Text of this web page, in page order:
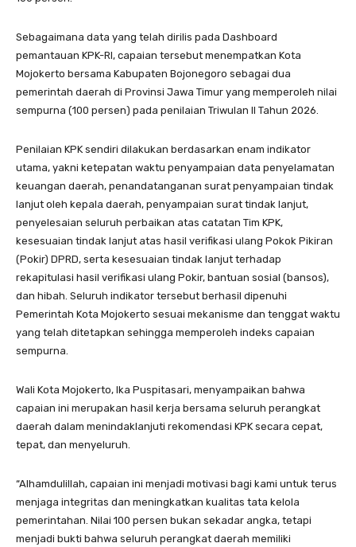
Sebagaimana data yang telah dirilis pada Dashboard
pemantauan KPK-RI, capaian tersebut menempatkan Kota
Mojokerto bersama Kabupaten Bojonegoro sebagai dua
pemerintah daerah di Provinsi Jawa Timur yang memperoleh nilai
sempurna (100 persen) pada penilaian Triwulan II Tahun 2026.
Penilaian KPK sendiri dilakukan berdasarkan enam indikator
utama, yakni ketepatan waktu penyampaian data penyelamatan
keuangan daerah, penandatanganan surat penyampaian tindak
lanjut oleh kepala daerah, penyampaian surat tindak lanjut,
penyelesaian seluruh perbaikan atas catatan Tim KPK,
kesesuaian tindak lanjut atas hasil verifikasi ulang Pokok Pikiran
(Pokir) DPRD, serta kesesuaian tindak lanjut terhadap
rekapitulasi hasil verifikasi ulang Pokir, bantuan sosial (bansos),
dan hibah. Seluruh indikator tersebut berhasil dipenuhi
Pemerintah Kota Mojokerto sesuai mekanisme dan tenggat waktu
yang telah ditetapkan sehingga memperoleh indeks capaian
sempurna.
Wali Kota Mojokerto, Ika Puspitasari, menyampaikan bahwa
capaian ini merupakan hasil kerja bersama seluruh perangkat
daerah dalam menindaklanjuti rekomendasi KPK secara cepat,
tepat, dan menyeluruh.
“Alhamdulillah, capaian ini menjadi motivasi bagi kami untuk terus
menjaga integritas dan meningkatkan kualitas tata kelola
pemerintahan. Nilai 100 persen bukan sekadar angka, tetapi
menjadi bukti bahwa seluruh perangkat daerah memiliki